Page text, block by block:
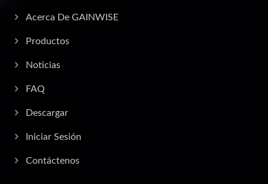
Acerca De GAINWISE
Productos
Noticias
FAQ
Descargar
Iniciar Sesión
Contáctenos